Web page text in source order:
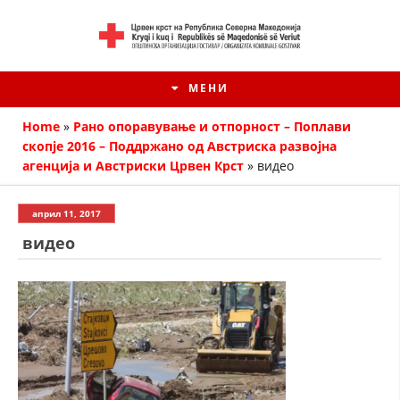
МЕНИ
HISTORIA E KRYQIT TË KUQ
ИСТОРИЈАТ НА ДВИЖЕЊЕТО
Home » Рано опоравување и отпорност – Поплави
скопје 2016 – Поддржано од Австриска развојна
агенција и Австриски Црвен Крст » видео
април 11, 2017
видео